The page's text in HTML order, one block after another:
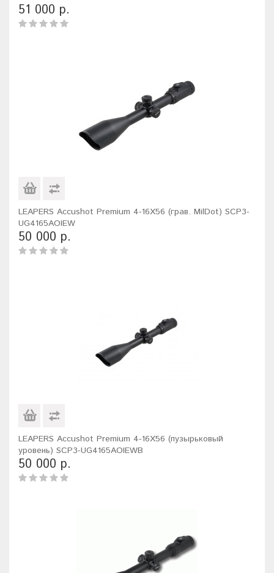
51 000 р.
LEAPERS Accushot Premium 4-16X56 (грав. MilDot) SCP3-
UG4165AOIEW
50 000 р.
LEAPERS Accushot Premium 4-16X56 (пузырьковый
уровень) SCP3-UG4165AOIEWB
50 000 р.